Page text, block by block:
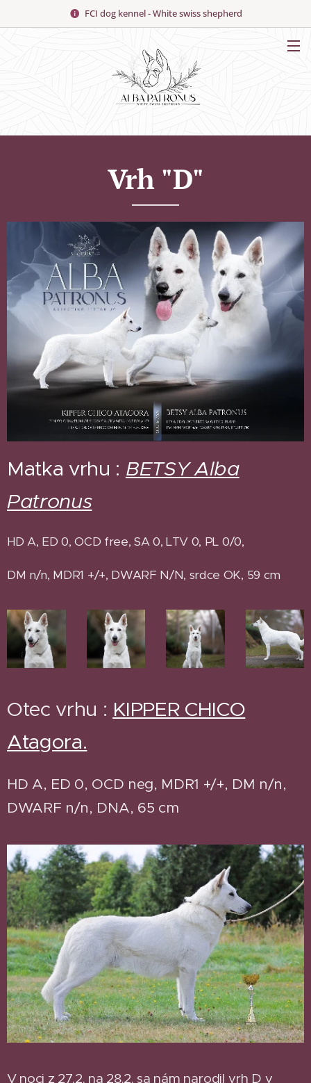
FCI dog kennel - White swiss shepherd
Vrh "D"
Matka vrhu : BETSY Alba
Patronus
HD A, ED 0, OCD free, SA 0, LTV 0, PL 0/0,
DM n/n, MDR1 +/+, DWARF N/N, srdce OK, 59 cm
Otec vrhu : KIPPER CHICO
Atagora.
HD A, ED 0, OCD neg, MDR1 +/+, DM n/n,
DWARF n/n, DNA, 65 cm
V noci z 27.2. na 28.2. sa nám narodil vrh D v